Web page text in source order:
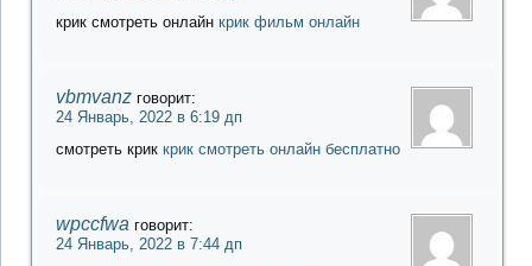
крик смотреть онлайнкрик фильм онлайн
vbmvanz говорит:
24 Январь, 2022 в 6:19 дп
смотреть криккрик смотреть онлайн бесплатно
wpccfwa говорит:
24 Январь, 2022 в 7:44 дп